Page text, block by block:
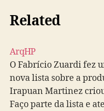
Related
ArqHP
O Fabrício Zuardi fez
nova lista sobre a
Irapuan Martinez
Faço parte da lista e